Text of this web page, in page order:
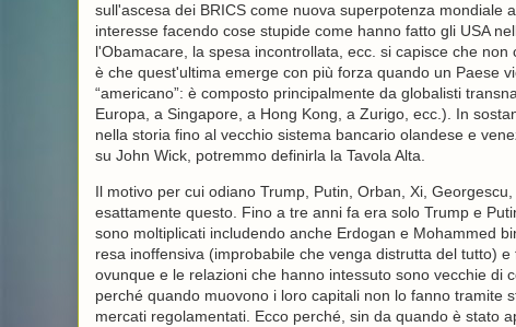
sull'ascesa dei BRICS come nuova superpotenza
interesse facendo cose stupide come hanno fatto gli USA
l'Obamacare, la spesa incontrollata, ecc. si capisce che
è che quest'ultima emerge con più forza quando un Paese
“americano”: è composto principalmente da globalisti
Europa, a Singapore, a Hong Kong, a Zurigo, ecc.). In
nella storia fino al vecchio sistema bancario olandese e
su John Wick, potremmo definirla la Tavola Alta.
Il motivo per cui odiano Trump, Putin, Orban, Xi,
esattamente questo. Fino a tre anni fa era solo Trump e
sono moltiplicati includendo anche Erdogan e Mohammed
resa inoffensiva (improbabile che venga distrutta del tutto)
ovunque e le relazioni che hanno intessuto sono vecchie di
perché quando muovono i loro capitali non lo fanno tramite
mercati regolamentati. Ecco perché, sin da quando è stato